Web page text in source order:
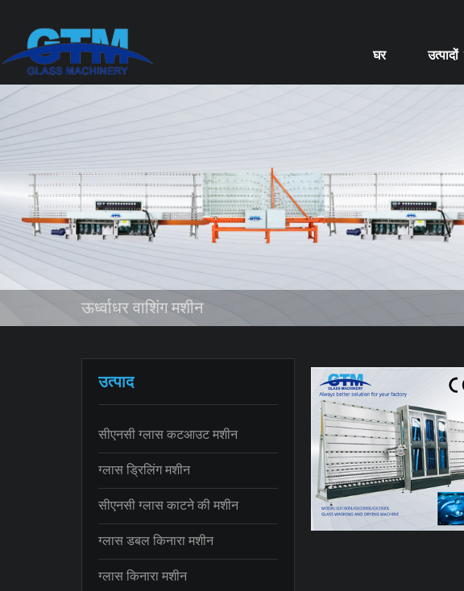
घर उत्पादों
ऊर्ध्वाधर वाशिंग मशीन
उत्पाद
सीएनसी ग्लास कटआउट मशीन
ग्लास ड्रिलिंग मशीन
सीएनसी ग्लास काटने की मशीन
ग्लास डबल किनारा मशीन
ग्लास किनारा मशीन